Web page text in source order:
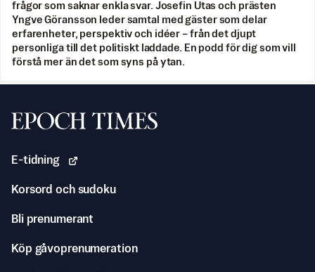
frågor som saknar enkla svar. Josefin Utas och prästen
Yngve Göransson leder samtal med gäster som delar
erfarenheter, perspektiv och idéer – från det djupt
personliga till det politiskt laddade. En podd för dig som vill
förstå mer än det som syns på ytan.
Svenska Epoch Times
E-tidning
Korsord och sudoku
Bli prenumerant
Köp gåvoprenumeration